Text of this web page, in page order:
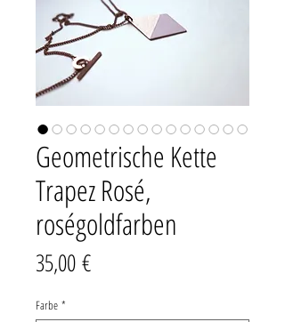
Geometrische Kette
Trapez Rosé,
roségoldfarben
35,00 €Preis
Farbe *